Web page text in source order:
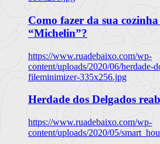
Como fazer da sua
“Michelin”?
https://www.ruadebaixo.com/wp-
content/uploads/2020/06/herdade-
fileminimizer-335x256.jpg
Herdade dos Delgados
https://www.ruadebaixo.com/wp-
content/uploads/2020/05/